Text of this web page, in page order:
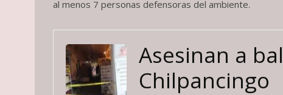
al menos 7 personas defensoras del ambiente.
Asesinan a
Chilpancingo